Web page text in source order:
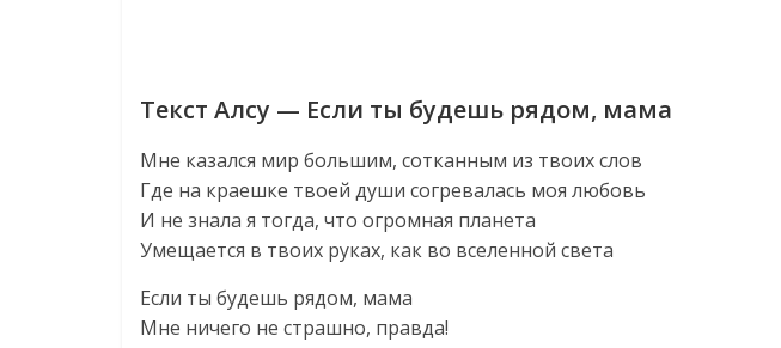
Текст Алсу — Если ты будешь рядом, мама
Мне казался мир большим, сотканным из твоих слов
Где на краешке твоей души согревалась моя любовь
И не знала я тогда, что огромная планета
Умещается в твоих руках, как во вселенной света
Если ты будешь рядом, мама
Мне ничего не страшно, правда!